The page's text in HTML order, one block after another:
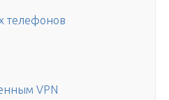
телефонов
VPN